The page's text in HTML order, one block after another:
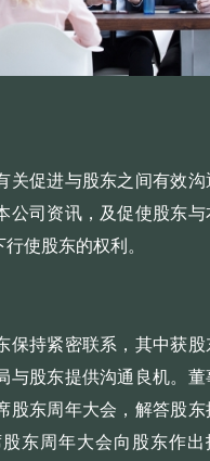
关促进与股东之间有效沟
公司资讯，及促使股东与
使股东的权利。
保持紧密联系，其中获股
与股东提供沟通良机。董
股东周年大会，解答股东
东周年大会向股东作出